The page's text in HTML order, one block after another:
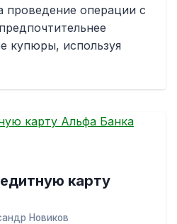
проведение операции с
купюры, используя
карту
Новиков